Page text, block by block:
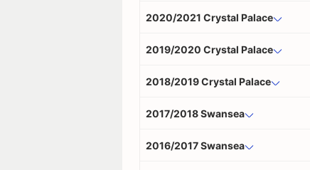
2020/2021 Crystal Palace
2019/2020 Crystal Palace
2018/2019 Crystal Palace
2017/2018 Swansea
2016/2017 Swansea